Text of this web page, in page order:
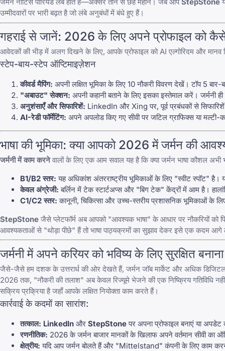
उम्मीदवारों पर भारी बढ़त है जो लंबे अनुबंधों में बंधे हुए हैं।
गहराई से जानें: 2026 के लिए अपने प्रोफाइल को
आवेदकों की भीड़ में अलग दिखने के लिए, आपके प्रोफाइल को AI एल्गोरिदम और मानव
स्टेप-बाय-स्टेप ऑप्टिमाइज़ेशन
कीवर्ड मैपिंग: अपनी लक्षित भूमिका के लिए 10 नौकरी विवरण देखें। टॉप 5
"अबाउट" सेक्शन: अपनी कहानी बताने के लिए इसका इस्तेमाल करें। जर्मनी
अनुशंसाएँ और सिफारिशें: LinkedIn और Xing पर, पूर्व प्रबंधकों से
AI-रेडी फॉर्मेटिंग: अपने अपलोड किए गए सीवी पर जटिल ग्राफिक्स या
भाषा की भूमिका: क्या आपको 2026 में जर्मन की
जर्मनी में काम करनेवालों के लिए एक आम सवाल यह है कि क्या जर्मन भाषा कौशल
B1/B2 स्तर: यह अधिकांश अंतरराष्ट्रीय भूमिकाओं के लिए "स्वीट स्पॉट"
केवल अंग्रेजी: बर्लिन में टेक स्टार्टअप्स और "बिग टेक" केंद्रों में आम है।
C1/C2 स्तर: कानूनी, चिकित्सा और उच्च-स्तरीय प्रशासनिक भूमिकाओं के
StepStone जैसे प्लेटफॉर्म अब आपको "आवश्यक भाषा" के आधार पर नौकरियों को
आवश्यकताओं से "थोड़ा पीछे" हैं तो भाषा पाठ्यक्रमों का सुझाव देकर इसे एक कदम आगे
जर्मनी में अपने करियर को भविष्य के लिए सुरक्षित बनाना
जैसे-जैसे हम दशक के उत्तरार्ध की ओर देखते हैं, जर्मन जॉब मार्केट और अधिक डिजिटल
2026 तक, "नौकरी की तलाश" अब केवल रिज्यूमे भेजने की एक निष्क्रिय गतिविधि
सक्रिय प्रक्रिया है जहाँ आपके लक्षित नियोक्ता काम करते हैं।
कार्रवाई के कदमों का सारांश:
तत्काल: LinkedIn और StepStoneपर अपना प्रोफाइल बनाएं या
रणनीतिक: 2026 के जर्मन बाजार मानकों के खिलाफ अपने वर्तमान सीवी का
क्षेत्रीय: यदि आप जर्मन बोलते हैं और "Mittelstand" कंपनी के लिए काम